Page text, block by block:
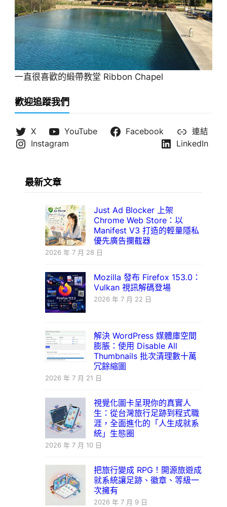
一直很喜歡的緞帶教堂 Ribbon Chapel
歡迎追蹤我們
X YouTube Facebook
連結
Instagram
LinkedIn
最新文章
Just Ad Blocker 上架
Chrome Web Store：以
Manifest V3 打造的輕量隱私
優先廣告攔截器
2026 年 7 月 28 日
Mozilla 發布 Firefox 153.0：
Vulkan 視訊解碼登場
2026 年 7 月 22 日
解決 WordPress 媒體庫空間
膨脹：使用 Disable All
Thumbnails 批次清理數十萬
冗餘縮圖
2026 年 7 月 21 日
視覺化圖卡呈現你的真實人
生：從台灣旅行足跡到程式職
涯，全面進化的「人生成就系
統」生態圈
2026 年 7 月 10 日
把旅行變成 RPG！開源旅遊成
就系統讓足跡、徽章、等級一
次擁有
2026 年 7 月 9 日